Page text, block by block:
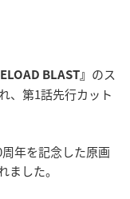
BLAST』 のス
、第1話先行カット
年を記念した原画
した。